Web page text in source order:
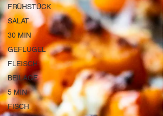
FRÜHSTÜCK
SALAT
30 MIN
GEFLÜGEL
FLEISCH
BEILAGE
5 MIN
FISCH